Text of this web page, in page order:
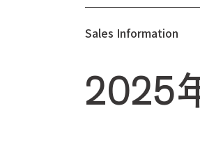
Sales Information
2025